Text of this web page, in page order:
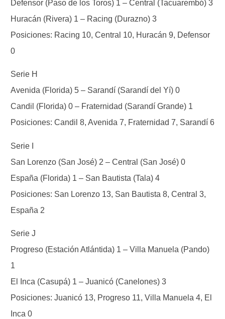
Defensor (Paso de los Toros) 1 – Central (Tacuarembó) 3
Huracán (Rivera) 1 – Racing (Durazno) 3
Posiciones: Racing 10, Central 10, Huracán 9, Defensor
0
Serie H
Avenida (Florida) 5 – Sarandí (Sarandí del Yí) 0
Candil (Florida) 0 – Fraternidad (Sarandí Grande) 1
Posiciones: Candil 8, Avenida 7, Fraternidad 7, Sarandí 6
Serie I
San Lorenzo (San José) 2 – Central (San José) 0
España (Florida) 1 – San Bautista (Tala) 4
Posiciones: San Lorenzo 13, San Bautista 8, Central 3,
España 2
Serie J
Progreso (Estación Atlántida) 1 – Villa Manuela (Pando)
1
El Inca (Casupá) 1 – Juanicó (Canelones) 3
Posiciones: Juanicó 13, Progreso 11, Villa Manuela 4, El
Inca 0